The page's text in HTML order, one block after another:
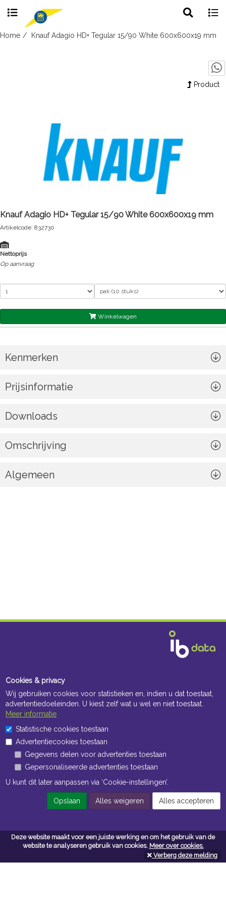
Deze website maakt voor een juiste werking en om het gebruik van de
website te analyseren gebruik van cookies. Meer over cookies.
Verberg deze melding
Skip
search
Home Knauf Adagio HD+ Tegular 15/90 White 600x600x19 mm
Product
Knauf Adagio HD+ Tegular 15/90 White 600x600x19 mm
Artikelcode: 832730
Nettoprijs
Op aanvraag
Winkelwagen
Kenmerken
Prijsinformatie
Downloads
Omschrijving
Algemeen
Openingstijden Kantoor
ma t/m vr 8:30 uur tot 17:00 uur
Openingstijden Magazijn
ma t/m vr 7:00 uur tot 16:30 uur
Navigatie
Algemene voorwaarden
Cookies & privacy
Wij gebruiken cookies voor statistieken en, indien u dat toestaat,
advertentiedoeleinden. U kiest zelf wat u wel en niet toestaat.
Meer informatie
Statistische cookies toestaan
Advertentiecookies toestaan
Gegevens delen voor advertenties toestaan
Gepersonaliseerde advertenties toestaan
U kunt dit later aanpassen via ‘Cookie-instellingen’.
Opslaan Alles weigeren Alles accepteren